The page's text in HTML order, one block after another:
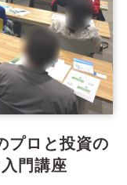
プロと投資の
門講座